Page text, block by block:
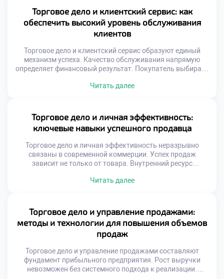
собой сложную систему хозяйственных связей и
отношений. Каждый этап реализации товара сопряжен с
затратами, рисками и потенциальным доходом. Баланс
между этими […]
Торговое дело и клиентский сервис: как
обеспечить высокий уровень обслуживания
клиентов
Торговое дело и клиентский сервис образуют единый
механизм успеха. Качество обслуживания напрямую
определяет финансовый результат. Покупатель выбирает
комфорт становится конкурентным преимуществом.
вместе с обществом. Ожидания потребителей растут
ежегодно. Скорость реакции ценится выше формальной
вежливости. Персонализация заменяет шаблонные
скрипты. Искренность […]
Читать далее
Торговое дело и личная эффективность:
ключевые навыки успешного продавца
Торговое дело и личная эффективность неразрывно
связаны в современной коммерции. Успех продаж
зависит не только от товара. Внутренний ресурс
снижает продуктивность даже опытных сотрудников.
механического знания скриптов. Клиент чувствует
искренность и заинтересованность продавца.
Личностный рост напрямую влияет на доход.
Профессионализм строится […]
Читать далее
Торговое дело и управление продажами:
методы и технологии для повышения объемов
продаж
Торговое дело и управление продажами составляют
фундамент прибыльного предприятия. Рост выручки
невозможен без системного подхода к реализации.